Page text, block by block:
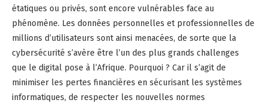
étatiques ou privés, sont encore vulnérables face au
phénomène. Les données personnelles et professionnelles de
millions d’utilisateurs sont ainsi menacées, de sorte que la
cybersécurité s’avère être l’un des plus grands challenges
que le digital pose à l’Afrique. Pourquoi ? Car il s’agit de
minimiser les pertes financières en sécurisant les systèmes
informatiques, de respecter les nouvelles normes